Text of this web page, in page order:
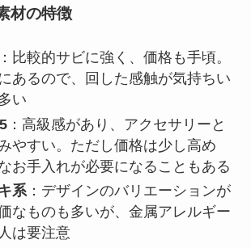
材の特徴
：比較的サビに強く、価格も手頃。
あるので、回した感触が気持ちい
い
：高級感があり、アクセサリーと
やすい。ただし価格は少し高め
お手入れが必要になることもある
系：デザインのバリエーションが
なものも多いが、金属アレルギー
は要注意